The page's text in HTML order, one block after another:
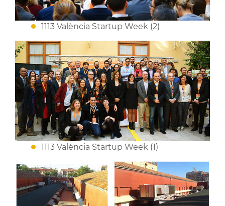
1113 València Startup Week (2)
1113 València Startup Week (1)